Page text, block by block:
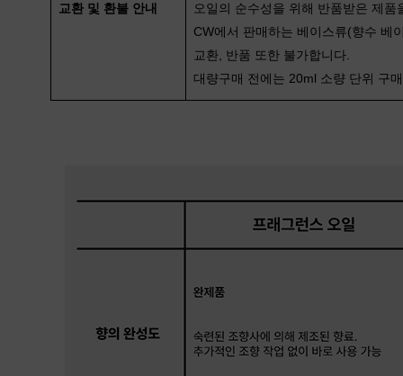
교환 및 환불 안내
오일의 순수성을 위해 반품받은 제
CW에서 판매하는 베이스류(향수 베
교환, 반품 또한 불가합니다.
대량구매 전에는 20ml 소량 단위 구